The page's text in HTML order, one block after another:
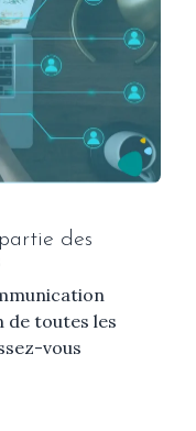
des
de toutes les
vous